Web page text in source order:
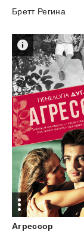
Бретт Регина
Агрессор